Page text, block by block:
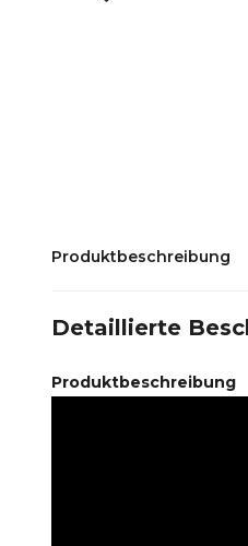
Produktbeschreibung
Detaillierte
Produktbeschreibung